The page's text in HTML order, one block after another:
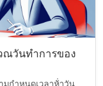
ณวันทำการของ